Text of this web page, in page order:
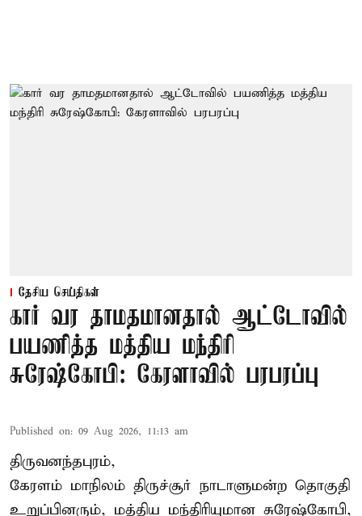
தேசிய செய்திகள்
கார் வர தாமதமானதால் ஆட்டோவில்
பயணித்த மத்திய மந்திரி
சுரேஷ்கோபி: கேரளாவில் பரபரப்பு
Published on: 09 Aug 2026, 11:13 am
திருவனந்தபுரம்,
கேரளம் மாநிலம் திருச்சூர் நாடாளுமன்ற தொகுதி
உறுப்பினரும், மத்திய மந்திரியுமான சுரேஷ்கோபி,